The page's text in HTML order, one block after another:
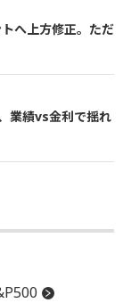
へ上方修正。ただ
業績vs金利で揺れ